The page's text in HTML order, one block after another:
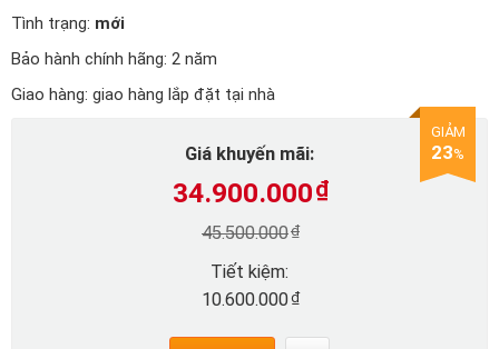
Tình trạng: mới
Bảo hành chính hãng: 2 năm
Giao hàng: giao hàng lắp đặt tại nhà
Giá khuyến mãi:
34.900.000₫
45.500.000₫
Tiết kiệm:
10.600.000₫
GIẢM
23%